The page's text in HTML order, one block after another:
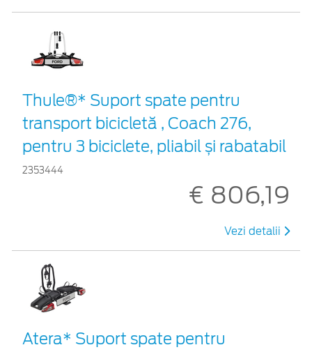
Thule®* Suport spate pentru
transport bicicletă , Coach 276,
pentru 3 biciclete, pliabil și rabatabil
2353444
€ 806,19
Vezi detalii
Atera* Suport spate pentru